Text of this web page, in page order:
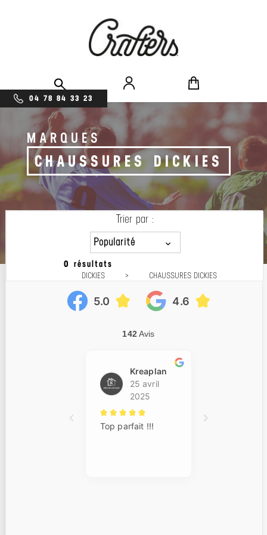
04 78 84 33 23
MARQUES
CHAUSSURES DICKIES
0 résultats
DICKIES > CHAUSSURES DICKIES
Trier par :
Popularité
Popularité
Prix décroissant